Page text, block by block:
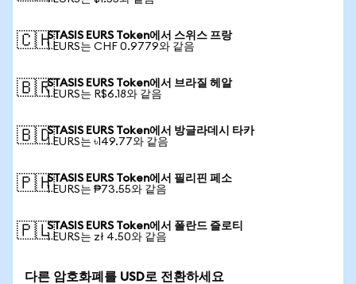
🇨🇭STASIS EURS Token에서 스위스 프랑
1 EURS는 CHF 0.9779와 같음
🇧🇷STASIS EURS Token에서 브라질 헤알
1 EURS는 R$6.18와 같음
🇧🇩STASIS EURS Token에서 방글라데시 타카
1 EURS는 ৳149.77와 같음
🇵🇭STASIS EURS Token에서 필리핀 페소
1 EURS는 ₱73.55와 같음
🇵🇱STASIS EURS Token에서 폴란드 즐로티
1 EURS는 zł 4.50와 같음
다른 암호화폐를 USD로 전환하세요